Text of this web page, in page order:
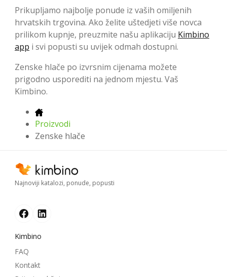
Prikupljamo najbolje ponude iz vaših omiljenih
hrvatskih trgovina. Ako želite uštedjeti više novca
prilikom kupnje, preuzmite našu aplikaciju Kimbino
app i svi popusti su uvijek odmah dostupni.
Zenske hlače po izvrsnim cijenama možete
prigodno usporediti na jednom mjestu. Vaš
Kimbino.
Proizvodi
Zenske hlače
Najnoviji katalozi, ponude, popusti
Kimbino
FAQ
Kontakt